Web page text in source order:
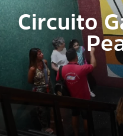
Circuito